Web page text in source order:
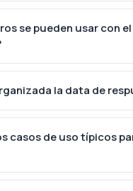
se pueden usar con
la data de
casos de uso típicos